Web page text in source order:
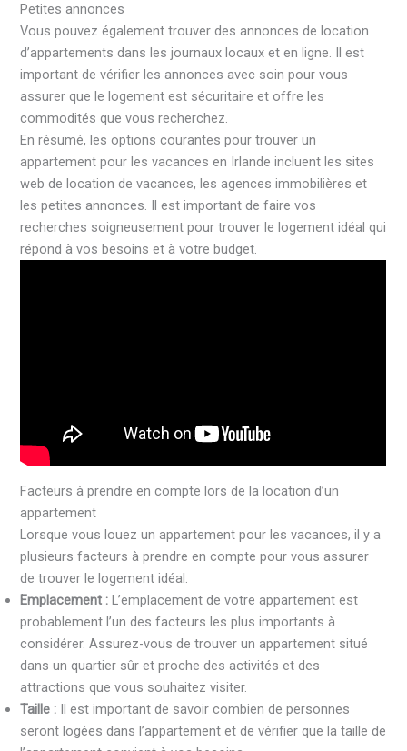
Petites annonces
Vous pouvez également trouver des annonces de location
d’appartements dans les journaux locaux et en ligne. Il est
important de vérifier les annonces avec soin pour vous
assurer que le logement est sécuritaire et offre les
commodités que vous recherchez.
En résumé, les options courantes pour trouver un
appartement pour les vacances en Irlande incluent les sites
web de location de vacances, les agences immobilières et
les petites annonces. Il est important de faire vos
recherches soigneusement pour trouver le logement idéal qui
répond à vos besoins et à votre budget.
Facteurs à prendre en compte lors de la location d’un
appartement
Lorsque vous louez un appartement pour les vacances, il y a
plusieurs facteurs à prendre en compte pour vous assurer
de trouver le logement idéal.
Emplacement : L’emplacement de votre appartement est
probablement l’un des facteurs les plus importants à
considérer. Assurez-vous de trouver un appartement situé
dans un quartier sûr et proche des activités et des
attractions que vous souhaitez visiter.
Taille : Il est important de savoir combien de personnes
seront logées dans l’appartement et de vérifier que la taille de